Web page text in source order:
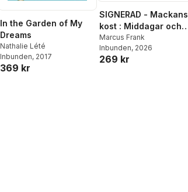
In the Garden of My
Dreams
Nathalie Lété
Inbunden, 2017
369 kr
SIGNERAD - Mackans
kost : Middagar och
matlådor
Marcus Frank
Inbunden, 2026
269 kr